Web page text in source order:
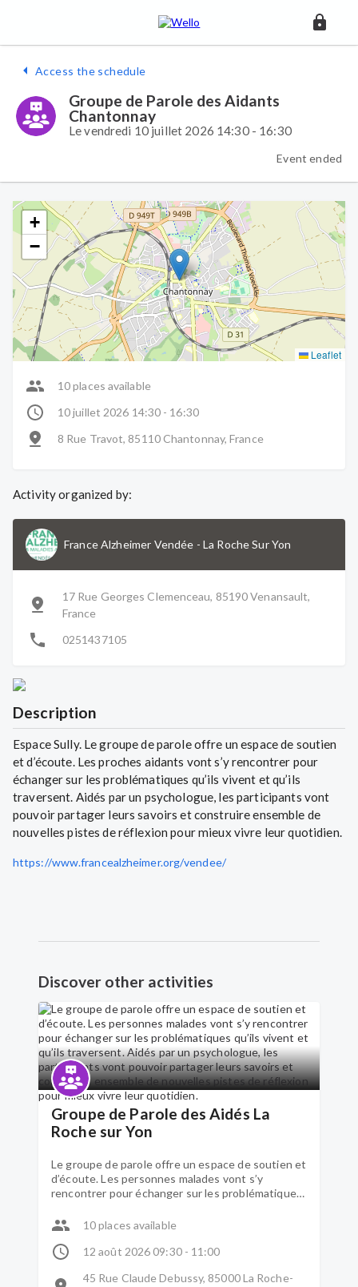
Access the schedule
Groupe de Parole des Aidants
Chantonnay
Le vendredi 10 juillet 2026 14:30 - 16:30
Event ended
Description
Espace Sully. Le groupe de parole offre un espace de soutien
et d’écoute. Les proches aidants vont s’y rencontrer pour
échanger sur les problématiques qu’ils vivent et qu’ils
traversent. Aidés par un psychologue, les participants vont
pouvoir partager leurs savoirs et construire ensemble de
nouvelles pistes de réflexion pour mieux vivre leur quotidien.
https://www.francealzheimer.org/vendee/
+
−
Leaflet
10 places available
10 juillet 2026 14:30 - 16:30
8 Rue Travot, 85110 Chantonnay, France
Activity organized by:
France Alzheimer Vendée - La Roche Sur Yon
17 Rue Georges Clemenceau, 85190 Venansault,
France
0251437105
Discover other activities
Groupe de Parole des Aidés La
Roche sur Yon
Le groupe de parole offre un espace de soutien et
d’écoute. Les personnes malades vont s’y
rencontrer pour échanger sur les problématiques
psychologue, les participants vont pouvoir
nouvelles pistes de réflexion pour mieux vivre leur
10 places available
12 août 2026 09:30 - 11:00
45 Rue Claude Debussy, 85000 La Roche-